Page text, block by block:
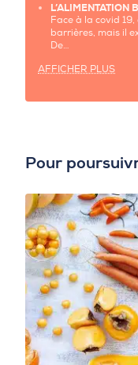
L’ALIMENTATION
Face à la covid
barrières, mais il
De…
AFFICHER PLUS
Pour